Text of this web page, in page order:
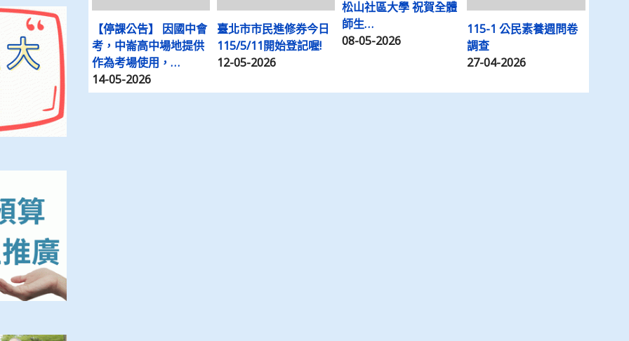
【停課公告】 因國中會
考，中崙高中場地提供
作為考場使用，…
14-05-2026
臺北市市民進修券今日
115/5/11開始登記喔!
12-05-2026
松山社區大學 祝賀全體
師生…
08-05-2026
115-1 公民素養週問卷
調查
27-04-2026